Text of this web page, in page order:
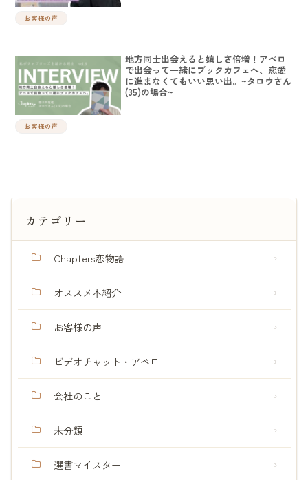
お客様の声
お客様の声
地方同士出会えると嬉しさ倍増！アペロ
で出会って一緒にブックカフェへ、恋愛
に進まなくてもいい思い出。~タロウさん
(35)の場合~
カテゴリー
Chapters恋物語
オススメ本紹介
お客様の声
ビデオチャット・アペロ
会社のこと
未分類
選書マイスター